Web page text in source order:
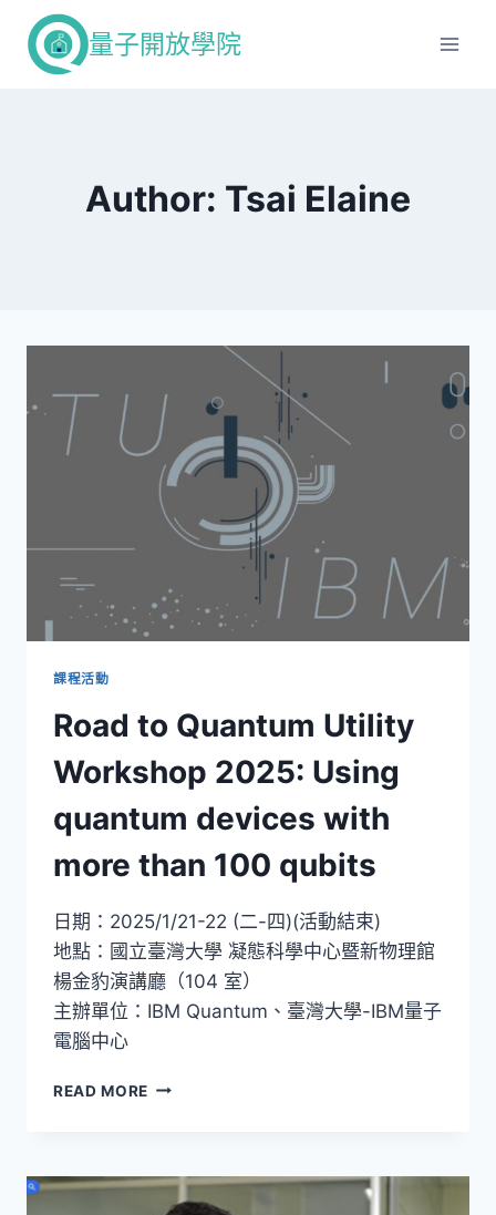
content
量子開放學院
Author: Tsai Elaine
課程活動
Road to Quantum Utility
Workshop 2025: Using
quantum devices with
more than 100 qubits
日期：2025/1/21-22 (二-四)(活動結束)
地點：國立臺灣大學 凝態科學中心暨新物理館
楊金豹演講廳（104 室）
主辦單位：IBM Quantum、臺灣大學-IBM量子
電腦中心
READ MORE ROAD
WORKSHOP
2025: